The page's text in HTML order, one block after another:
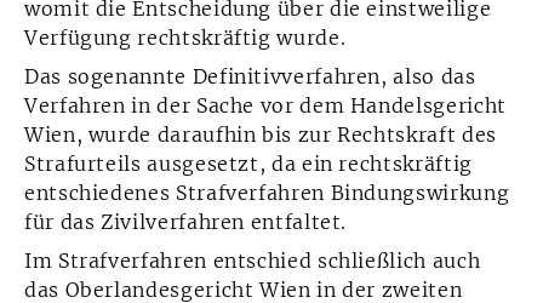
womit die Entscheidung über die einstweilige
Verfügung rechtskräftig wurde.
Das sogenannte Definitivverfahren, also das
Verfahren in der Sache vor dem Handelsgericht
Wien, wurde daraufhin bis zur Rechtskraft des
Strafurteils ausgesetzt, da ein rechtskräftig
entschiedenes Strafverfahren Bindungswirkung
für das Zivilverfahren entfaltet.
Im Strafverfahren entschied schließlich auch
das Oberlandesgericht Wien in der zweiten